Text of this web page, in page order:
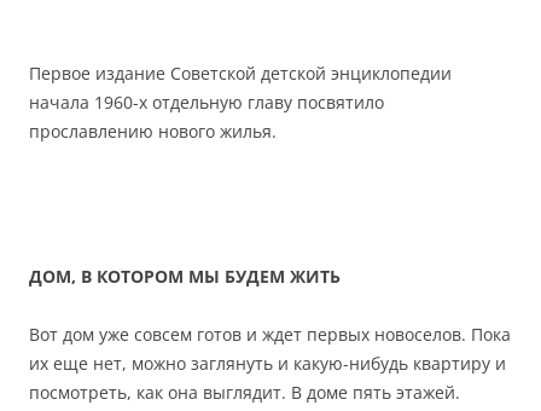
Первое издание Советской детской энциклопедии
начала 1960-х отдельную главу посвятило
прославлению нового жилья.
ДОМ, В КОТОРОМ МЫ БУДЕМ ЖИТЬ
Вот дом уже совсем готов и ждет первых новоселов. Пока
их еще нет, можно заглянуть и какую-нибудь квартиру и
посмотреть, как она выглядит. В доме пять этажей.